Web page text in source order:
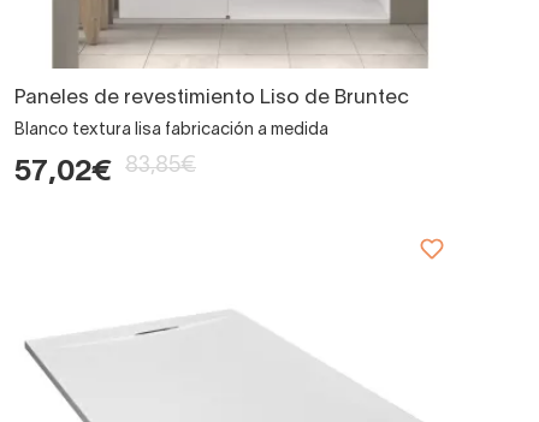
Paneles de revestimiento Liso de Bruntec
Blanco textura lisa fabricación a medida
57,02€ 83,85€